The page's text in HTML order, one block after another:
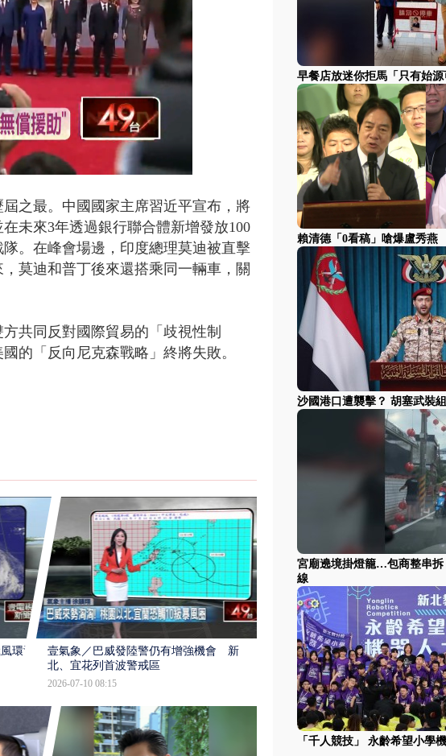
之最。中國國家主席習近平宣布，將
未來3年透過銀行聯合體新增發放100
。在峰會場邊，印度總理莫迪被直擊
莫迪和普丁後來還搭乘同一輛車，關
共同反對國際貿易的「歧視性制
的「反向尼克森戰略」終將失敗。
環流
壹氣象／巴威發陸警仍有增強機會 新
北、宜花列首波警戒區
2026-07-10 08:15
早餐店放迷你拒馬「只有始源
賴清德「0看稿」嗆爆盧秀燕
沙國港口遭襲擊？ 胡塞武裝
宮廟遶境掛燈籠…包商整串拆
線
「千人競技」 永齡希望小學